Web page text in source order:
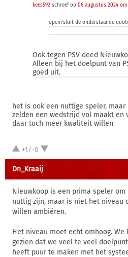
kees592 schreef op 06 augustus 2024 om
open/sluit de onderstaande
Ook tegen PSV deed
Alleen bij het doelpunt van
goed uit.
het is ook een nuttige speler,
zelden een wedstrijd vol maakt en
daar toch meer kwaliteit willen
+1/-0
Dn_Kraaij
Nieuwkoop is een prima speler
nuttig zijn, maar is niet het niveau
willen ambiëren.
Het niveau moet echt omhoog.
gezien dat we veel te veel
heeft puur te maken met het